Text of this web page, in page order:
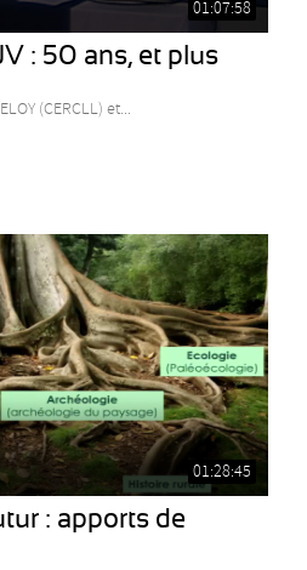
01:07:58
: 50 ans, et plus
(CERCLL) et...
01:28:45
: apports de